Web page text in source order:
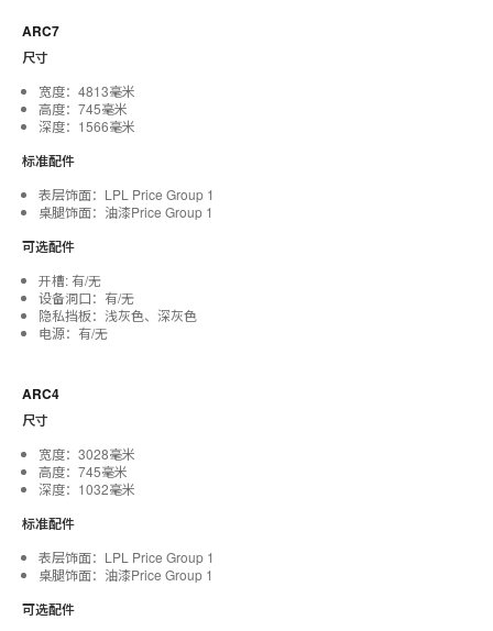
ARC7
尺寸
宽度：4813毫米
高度：745毫米
深度：1566毫米
标准配件
表层饰面：LPL Price Group 1
桌腿饰面：油漆Price Group 1
可选配件
开槽: 有/无
设备洞口：有/无
隐私挡板：浅灰色、深灰色
电源：有/无
ARC4
尺寸
宽度：3028毫米
高度：745毫米
深度：1032毫米
标准配件
表层饰面：LPL Price Group 1
桌腿饰面：油漆Price Group 1
可选配件